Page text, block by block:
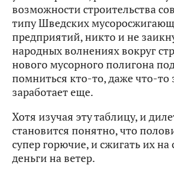
возможности строительства
типу Шведских
предприятий, никто и не
народных волнениях вокруг
нового мусорного полигона
помниться кто-то, даже что-то
заработает еще.
Хотя изучая эту таблицу, и
становится понятно, что
супер горючие, и сжигать их на
деньги на ветер.